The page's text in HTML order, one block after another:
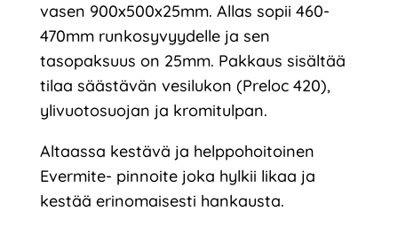
vasen 900x500x25mm. Allas sopii 460-
470mm runkosyvyydelle ja sen
tasopaksuus on 25mm. Pakkaus sisältää
tilaa säästävän vesilukon (Preloc 420),
ylivuotosuojan ja kromitulpan.
Altaassa kestävä ja helppohoitoinen
Evermite- pinnoite joka hylkii likaa ja
kestää erinomaisesti hankausta.